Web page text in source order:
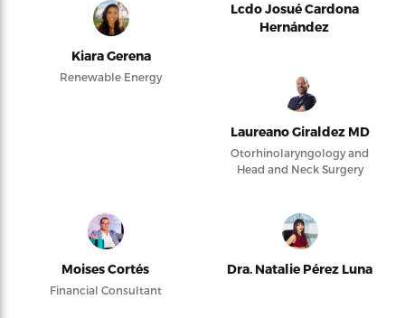
Kiara Gerena
Renewable Energy
Lcdo Josué Cardona
Hernández
Laureano Giraldez MD
Otorhinolaryngology and
Head and Neck Surgery
Moises Cortés
Financial Consultant
Dra. Natalie Pérez Luna